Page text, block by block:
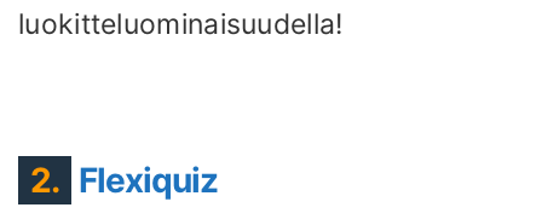
luokitteluominaisuudella!
2. Flexiquiz